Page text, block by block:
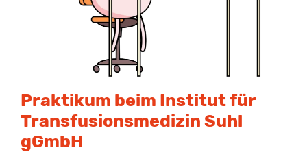
Praktikum beim Institut für
Transfusionsmedizin Suhl
gGmbH